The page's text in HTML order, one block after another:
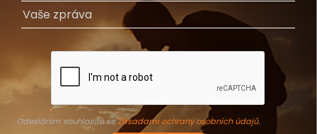
Odesláním souhlasíte seZásadami ochrany osobních údajů.